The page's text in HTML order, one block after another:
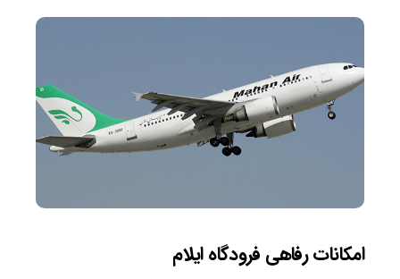
امکانات رفاهی فرودگاه ایلام